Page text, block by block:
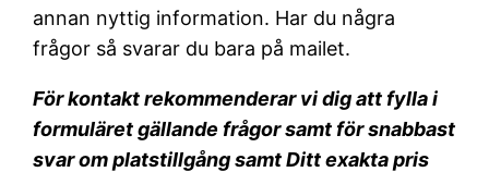
annan nyttig information. Har du några
frågor så svarar du bara på mailet.
För kontakt rekommenderar vi dig att fylla i
formuläret gällande frågor samt för snabbast
svar om platstillgång samt Ditt exakta pris